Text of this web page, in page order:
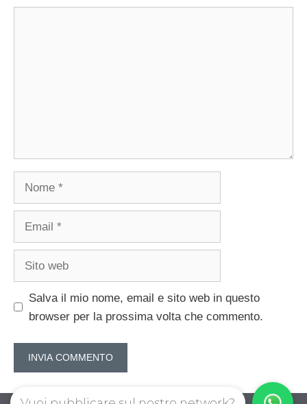
Nome
Email
Sito
Salva il mio nome, email e sito web in questo
browser per la prossima volta che commento.